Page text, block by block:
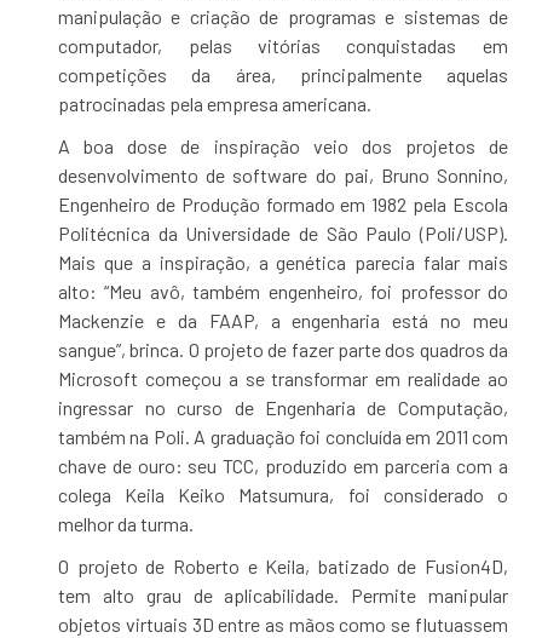
manipulação e criação de programas e sistemas de
computador, pelas vitórias conquistadas em
competições da área, principalmente aquelas
patrocinadas pela empresa americana.
A boa dose de inspiração veio dos projetos de
desenvolvimento de software do pai, Bruno Sonnino,
Engenheiro de Produção formado em 1982 pela Escola
Politécnica da Universidade de São Paulo (Poli/USP).
Mais que a inspiração, a genética parecia falar mais
alto: “Meu avô, também engenheiro, foi professor do
Mackenzie e da FAAP, a engenharia está no meu
sangue”, brinca. O projeto de fazer parte dos quadros da
Microsoft começou a se transformar em realidade ao
ingressar no curso de Engenharia de Computação,
também na Poli. A graduação foi concluída em 2011 com
chave de ouro: seu TCC, produzido em parceria com a
colega Keila Keiko Matsumura, foi considerado o
melhor da turma.
O projeto de Roberto e Keila, batizado de Fusion4D,
tem alto grau de aplicabilidade. Permite manipular
objetos virtuais 3D entre as mãos como se flutuassem